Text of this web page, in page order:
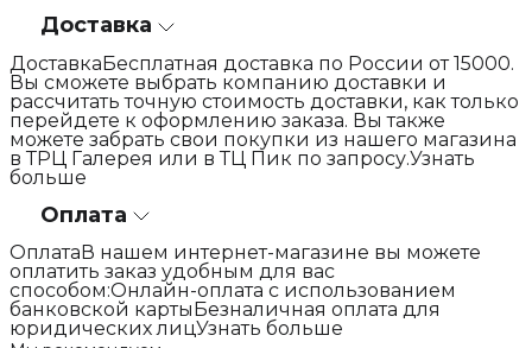
Доставка
ДоставкаБесплатная доставка по России от 15000.
Вы сможете выбрать компанию доставки и
рассчитать точную стоимость доставки, как только
перейдете к оформлению заказа. Вы также
можете забрать свои покупки из нашего магазина
в ТРЦ Галерея или в ТЦ Пик по запросу.Узнать
больше
Оплата
ОплатаВ нашем интернет-магазине вы можете
оплатить заказ удобным для вас
способом:Онлайн-оплата с использованием
банковской картыБезналичная оплата для
юридических лицУзнать больше